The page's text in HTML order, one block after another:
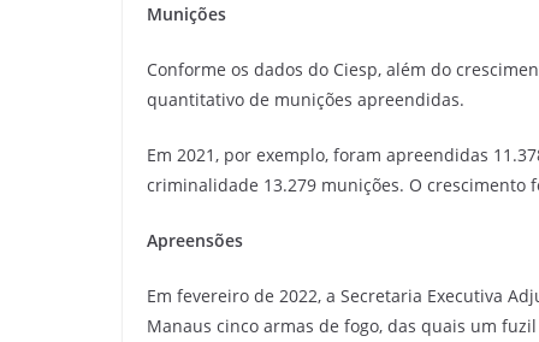
Munições
Conforme os dados do Ciesp, além do
quantitativo de munições apreendidas.
Em 2021, por exemplo, foram apreendidas
criminalidade 13.279 munições. O crescimento
Apreensões
Em fevereiro de 2022, a Secretaria Executiva
Manaus cinco armas de fogo, das quais um